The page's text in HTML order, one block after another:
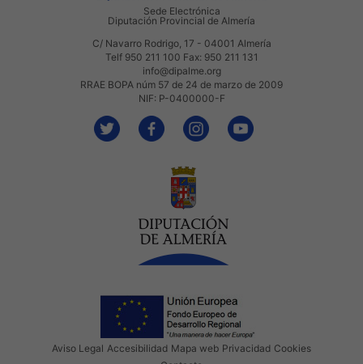
Sede Electrónica
Diputación Provincial de Almería
C/ Navarro Rodrigo, 17 - 04001 Almería
Telf 950 211 100 Fax: 950 211 131
info@dipalme.org
RRAE BOPA núm 57 de 24 de marzo de 2009
NIF: P-0400000-F
Aviso Legal Accesibilidad Mapa web Privacidad Cookies